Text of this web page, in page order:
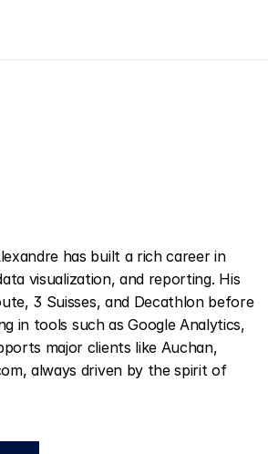
has built a rich career in
visualization, and reporting. His
3 Suisses, and Decathlon before
in tools such as Google Analytics,
major clients like Auchan,
always driven by the spirit of